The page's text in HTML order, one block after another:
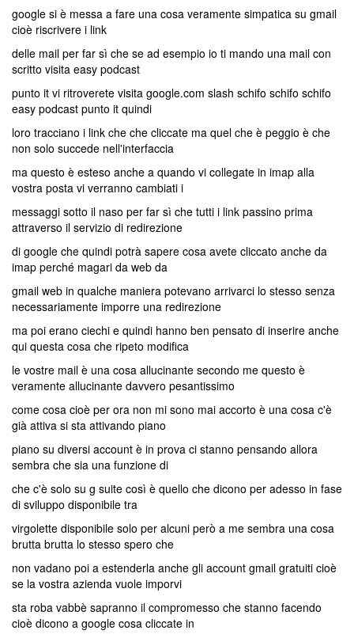
google si è messa a fare una cosa veramente simpatica su gmail
cioè riscrivere i link
delle mail per far sì che se ad esempio io ti mando una mail con
scritto visita easy podcast
punto it vi ritroverete visita google.com slash schifo schifo schifo
easy podcast punto it quindi
loro tracciano i link che che cliccate ma quel che è peggio è che
non solo succede nell'interfaccia
ma questo è esteso anche a quando vi collegate in imap alla
vostra posta vi verranno cambiati i
messaggi sotto il naso per far sì che tutti i link passino prima
attraverso il servizio di redirezione
di google che quindi potrà sapere cosa avete cliccato anche da
imap perché magari da web da
gmail web in qualche maniera potevano arrivarci lo stesso senza
necessariamente imporre una redirezione
ma poi erano ciechi e quindi hanno ben pensato di inserire anche
qui questa cosa che ripeto modifica
le vostre mail è una cosa allucinante secondo me questo è
veramente allucinante davvero pesantissimo
come cosa cioè per ora non mi sono mai accorto è una cosa c'è
già attiva si sta attivando piano
piano su diversi account è in prova ci stanno pensando allora
sembra che sia una funzione di
che c'è solo su g suite così è quello che dicono per adesso in fase
di sviluppo disponibile tra
virgolette disponibile solo per alcuni però a me sembra una cosa
brutta brutta lo stesso spero che
non vadano poi a estenderla anche gli account gmail gratuiti cioè
se la vostra azienda vuole imporvi
sta roba vabbè sapranno il compromesso che stanno facendo
cioè dicono a google cosa cliccate in